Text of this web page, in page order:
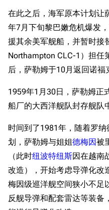
在此之后，海军原本计划让
年7月下旬黎巴嫩危机爆发
援其余美军舰船，并暂时接
Northampton CLC-1）担任
后，萨勒姆于10月返回诺福
1959年1月30日，萨勒姆正
船厂的大西洋舰队封存舰队
时间到了1981年，随着罗纳
划，萨勒姆与姐姐德梅因被
（此时纽波特纽斯因在越南
改造），开始考虑导弹化改
梅因级巡洋舰空间狭小不足
反舰导弹和配套雷达等装备